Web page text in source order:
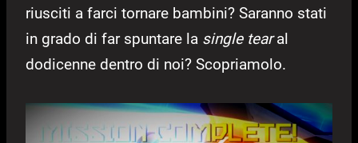
riusciti a farci tornare bambini? Saranno stati
in grado di far spuntare la single tearal
dodicenne dentro di noi? Scopriamolo.